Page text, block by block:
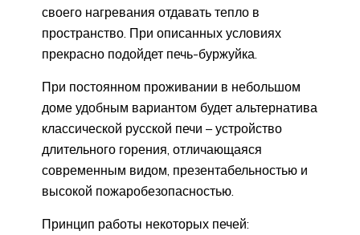
своего нагревания отдавать тепло в
пространство. При описанных условиях
прекрасно подойдет печь-буржуйка.
При постоянном проживании в небольшом
доме удобным вариантом будет альтернатива
классической русской печи – устройство
длительного горения, отличающаяся
современным видом, презентабельностью и
высокой пожаробезопасностью.
Принцип работы некоторых печей: